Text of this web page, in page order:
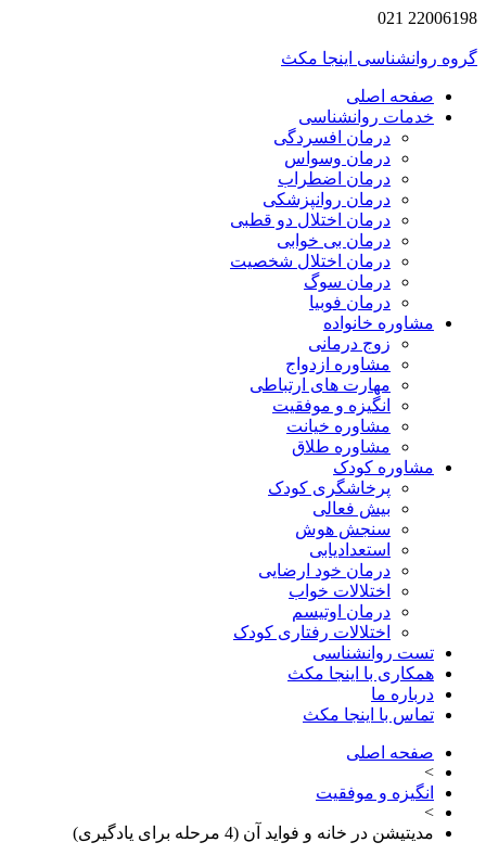
روانشناسی اینجا مکث
صفحه اصلی
خدمات روانشناسی
درمان افسردگی
درمان وسواس
درمان اضطراب
درمان روانپزشکی
درمان اختلال دو قطبی
درمان بی خوابی
درمان اختلال شخصیت
درمان سوگ
درمان فوبیا
مشاوره خانواده
زوج درمانی
مشاوره ازدواج
مهارت های ارتباطی
انگیزه و موفقیت
مشاوره خیانت
مشاوره طلاق
مشاوره کودک
پرخاشگری کودک
بیش فعالی
سنجش هوش
استعدادیابی
درمان خود ارضایی
اختلالات خواب
درمان اوتیسم
اختلالات رفتاری کودک
تست روانشناسی
همکاری با اینجا مکث
درباره ما
تماس با اینجا مکث
صفحه اصلی
انگیزه و موفقیت
مدیتیشن در خانه و فواید آن (4 مرحله برای یادگیری)